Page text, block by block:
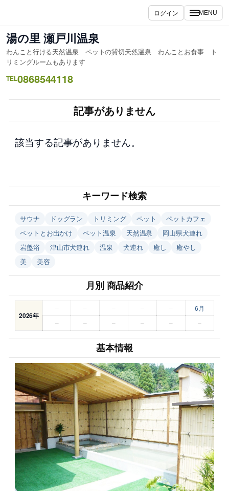
を
ス
キ
ッ
プ
ログイン MENU
湯の里 瀬戸川温泉
わんこと行ける天然温泉 ペットの貸切天然温泉 わんことお食事 ト
リミングルームもあります
TEL0868544118
記事がありません
該当する記事がありません。
キーワード検索
サウナ ドッグラン トリミング ペット
ペットカフェ
ペットとお出かけ
ペット温泉 天然温泉
岡山県犬連れ
岩盤浴
津山市犬連れ 温泉 犬連れ 癒し
癒やし
美
美容
月別 商品紹介
2026年
– – – – –
6月
–
– – – – –
基本情報